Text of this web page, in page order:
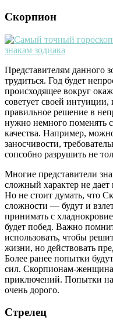
Скорпион
Представителям данного
трудиться. Год будет
происходящее вокруг
советует своей
правильное решение в
нужно немного поменять
качества. Например,
заносчивости,
сопсобно разрушить не
Многие представители
сложный характер не
Но не стоит думать, что
сложности — будут и
принимать с
будет побед. Важно
использовать, чтобы
жизни, но действовать
Более ранее попытки
сил. Скорпионам-
приключений. Попытки
очень дорого.
Стрелец